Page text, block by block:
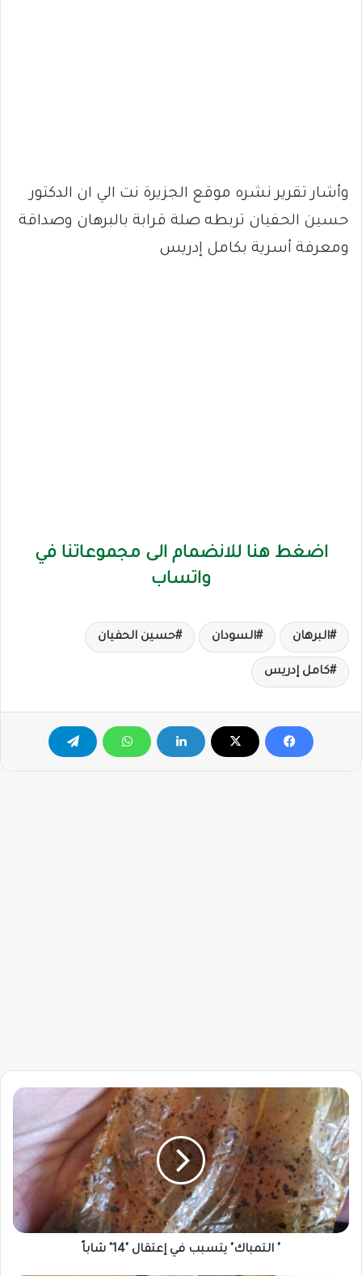
وأشار تقرير نشره موقع الجزيرة نت الي ان الدكتور
حسين الحفيان تربطه صلة قرابة بالبرهان وصداقة
ومعرفة أسرية بكامل إدريس
اضغط هنا للانضمام الى مجموعاتنا في
واتساب
البرهان السودان حسين الحفيان
كامل إدريس
"
التمباك"
يتسبب
في
إعتقال
"14"
شاباً
" التمباك" يتسبب في إعتقال "14" شاباً